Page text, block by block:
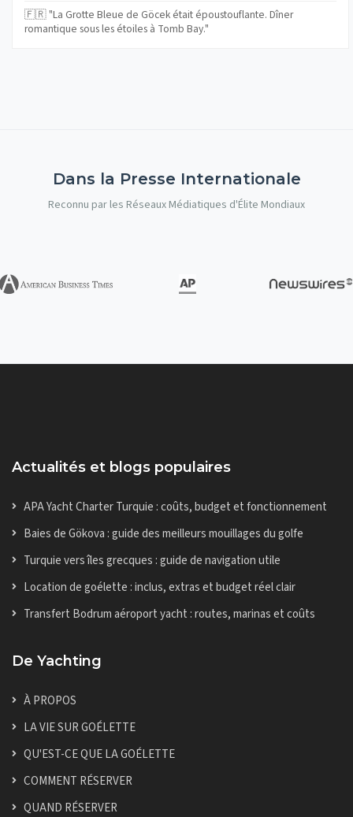
🇫🇷 "La Grotte Bleue de Göcek était époustouflante. Dîner
romantique sous les étoiles à Tomb Bay."
Dans la Presse Internationale
Reconnu par les Réseaux Médiatiques d'Élite Mondiaux
Actualités et blogs populaires
APA Yacht Charter Turquie : coûts, budget et fonctionnement
Baies de Gökova : guide des meilleurs mouillages du golfe
Turquie vers îles grecques : guide de navigation utile
Location de goélette : inclus, extras et budget réel clair
Transfert Bodrum aéroport yacht : routes, marinas et coûts
De Yachting
À PROPOS
LA VIE SUR GOÉLETTE
QU'EST-CE QUE LA GOÉLETTE
COMMENT RÉSERVER
QUAND RÉSERVER